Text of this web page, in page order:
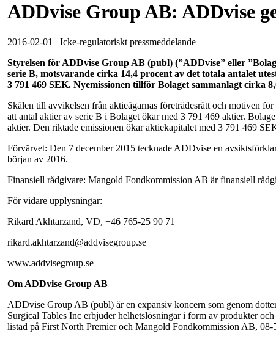
ADDvise Group AB: ADDvise
2016-02-01
Icke-regulatoriskt pressmeddelande
Styrelsen för ADDvise Group AB (publ) (”ADDvise” eller
serie B, motsvarande cirka 14,4 procent av det totala antalet
3 791 469 SEK. Nyemissionen tillför Bolaget sammanlagt cirka
Skälen till avvikelsen från aktieägarnas företrädesrätt och motiven
att antal aktier av serie B i Bolaget ökar med 3 791 469 aktier.
aktier. Den riktade emissionen ökar aktiekapitalet med 3 791 469
Förvärvet: Den 7 december 2015 tecknade ADDvise en
början av 2016.
Finansiell rådgivare: Mangold Fondkommission AB är finansiell
För vidare upplysningar:
Rikard Akhtarzand, VD, +46 765-25 90 71
rikard.akhtarzand@addvisegroup.se
www.addvisegroup.se
Om ADDvise Group AB
ADDvise Group AB (publ) är en expansiv koncern som genom
Surgical Tables Inc erbjuder helhetslösningar i form av produkter
listad på First North Premier och Mangold Fondkommission AB,